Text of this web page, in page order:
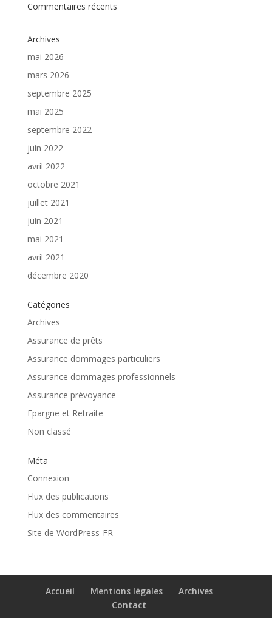
Commentaires récents
Archives
mai 2026
mars 2026
septembre 2025
mai 2025
septembre 2022
juin 2022
avril 2022
octobre 2021
juillet 2021
juin 2021
mai 2021
avril 2021
décembre 2020
Catégories
Archives
Assurance de prêts
Assurance dommages particuliers
Assurance dommages professionnels
Assurance prévoyance
Epargne et Retraite
Non classé
Méta
Connexion
Flux des publications
Flux des commentaires
Site de WordPress-FR
Accueil Mentions légales
Archives
Contact